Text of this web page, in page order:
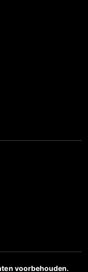
voorbehouden.